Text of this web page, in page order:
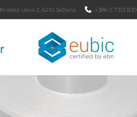
Kraška ulica 2, 6210 Sežana +386 5 7313 500